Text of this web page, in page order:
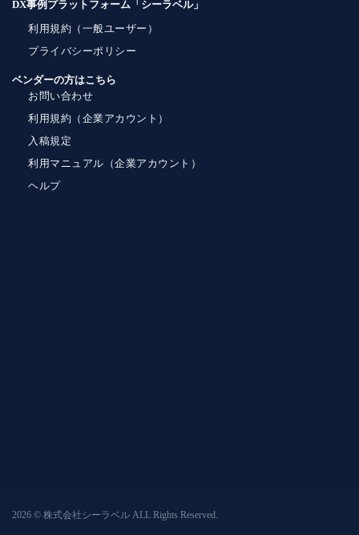
DX事例プラットフォーム「シーラベル」
利用規約（一般ユーザー）
プライバシーポリシー
ベンダーの方はこちら
お問い合わせ
利用規約（企業アカウント）
入稿規定
利用マニュアル（企業アカウント）
ヘルプ
2026 © 株式会社シーラベル ALL Rights Reserved.